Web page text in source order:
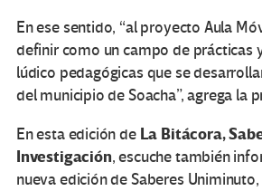
En ese sentido, “al proyecto Aula
definir como un campo de prácticas
lúdico pedagógicas que se
del municipio de Soacha”, agrega la
En esta edición de La Bitácora,
Investigación, escuche también
nueva edición de Saberes